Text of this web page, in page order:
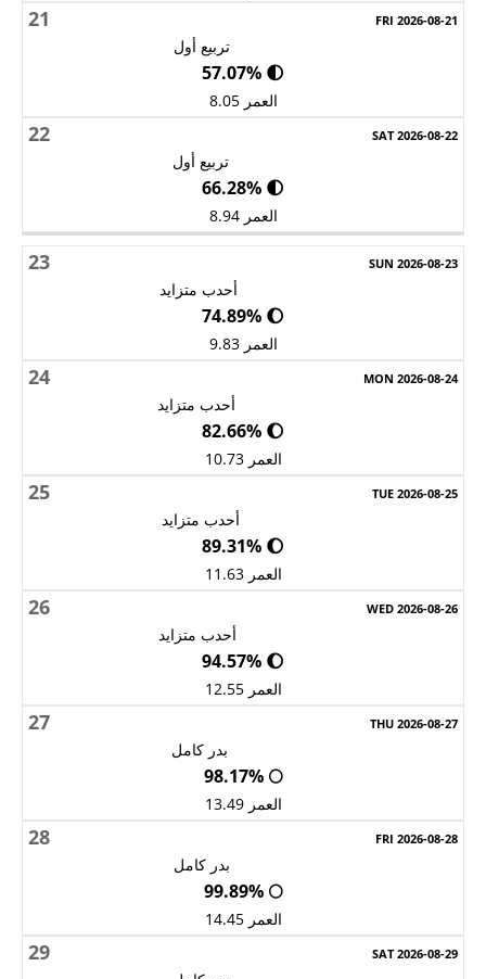
21
تربيع أول
🌓 57.07%
العمر 8.05
22
تربيع أول
🌓 66.28%
العمر 8.94
23
أحدب متزايد
🌔 74.89%
العمر 9.83
24
أحدب متزايد
🌔 82.66%
العمر 10.73
25
أحدب متزايد
🌔 89.31%
العمر 11.63
26
أحدب متزايد
🌔 94.57%
العمر 12.55
27
بدر كامل
🌕 98.17%
العمر 13.49
28
بدر كامل
🌕 99.89%
العمر 14.45
29